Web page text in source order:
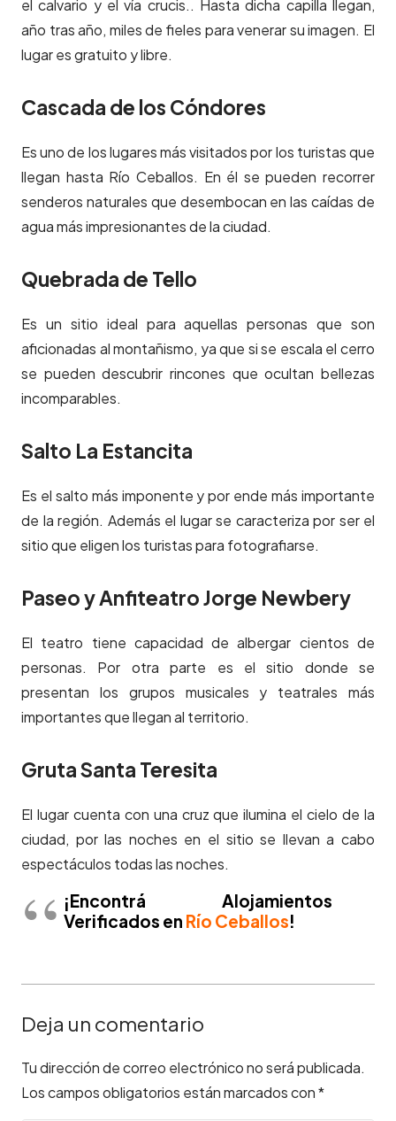
el calvario y el vía crucis.. Hasta dicha capilla llegan,
año tras año, miles de fieles para venerar su imagen. El
lugar es gratuito y libre.
Cascada de los Cóndores
Es uno de los lugares más visitados por los turistas que
llegan hasta Río Ceballos. En él se pueden recorrer
senderos naturales que desembocan en las caídas de
agua más impresionantes de la ciudad.
Quebrada de Tello
Es un sitio ideal para aquellas personas que son
aficionadas al montañismo, ya que si se escala el cerro
se pueden descubrir rincones que ocultan bellezas
incomparables.
Salto La Estancita
Es el salto más imponente y por ende más importante
de la región. Además el lugar se caracteriza por ser el
sitio que eligen los turistas para fotografiarse.
Paseo y Anfiteatro Jorge Newbery
El teatro tiene capacidad de albergar cientos de
personas. Por otra parte es el sitio donde se
presentan los grupos musicales y teatrales más
importantes que llegan al territorio.
Gruta Santa Teresita
El lugar cuenta con una cruz que ilumina el cielo de la
ciudad, por las noches en el sitio se llevan a cabo
espectáculos todas las noches.
¡Encontrá Alojamientos
Verificados en Río Ceballos!
Deja un comentario
Tu dirección de correo electrónico no será publicada.
Los campos obligatorios están marcados con*